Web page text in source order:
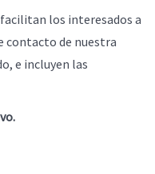
los interesados a
contacto de nuestra
e incluyen las